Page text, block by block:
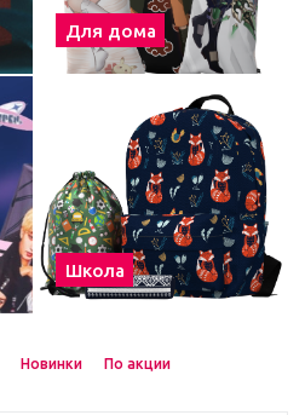
Для дома
Школа
Новинки По акции